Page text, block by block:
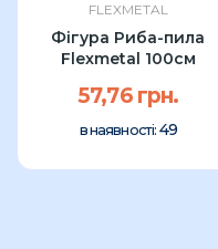
FLEXMETAL
Фігура Риба-пила
Flexmetal 100см
57,76 грн.
в наявності: 49